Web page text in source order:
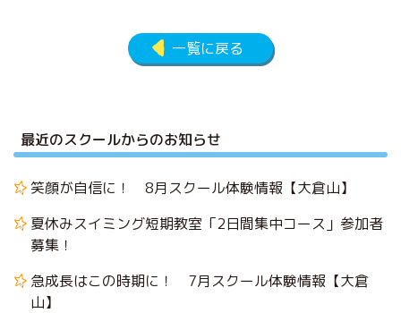
一覧に戻る
最近のスクールからのお知らせ
笑顔が自信に！ 8月スクール体験情報【大倉山】
夏休みスイミング短期教室「2日間集中コース」参加者
募集！
急成長はこの時期に！ 7月スクール体験情報【大倉
山】